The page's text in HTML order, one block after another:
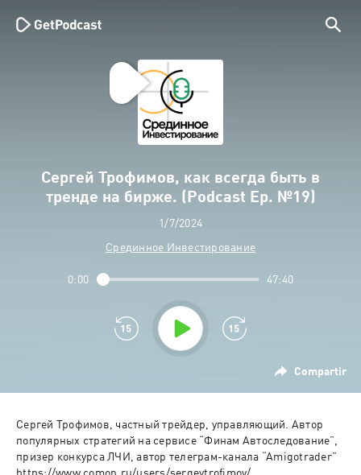
Сергей Трофимов, как всегда быть в
тренде на бирже. (Podcast Ep. №19)
1/7/2024
Срединное Инвестирование
Compartir
0:00 47:40
Сергей Трофимов, частный трейдер, управляющий. Автор
популярных стратегий на сервисе “Финам Автоследование”,